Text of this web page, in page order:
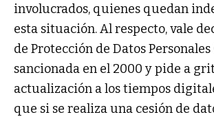
involucrados, quienes quedan
esta situación. Al respecto, vale
de Protección de Datos
sancionada en el 2000 y pide a
actualización a los tiempos
que si se realiza una cesión de